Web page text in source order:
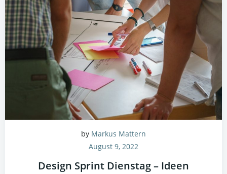
by Markus Mattern
August 9, 2022
Design Sprint Dienstag – Ideen